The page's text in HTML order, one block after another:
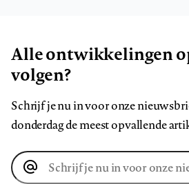
Alle ontwikkelingen
volgen?
Schrijf je nu in voor onze
donderdag de meest opvallende
E-